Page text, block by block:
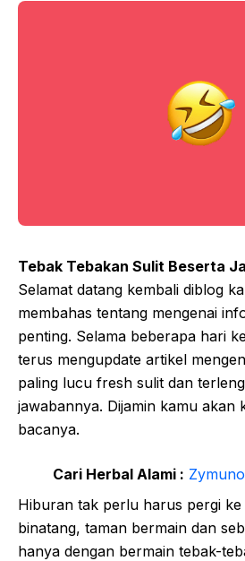
Tebak Tebakan Sulit Beserta
Selamat datang kembali diblog
membahas tentang mengenai
penting. Selama beberapa hari
terus mengupdate artikel
paling lucu fresh sulit dan
jawabannya. Dijamin kamu akan
bacanya.
Cari Herbal Alami :
Hiburan tak perlu harus pergi
binatang, taman bermain dan
hanya dengan bermain tebak-